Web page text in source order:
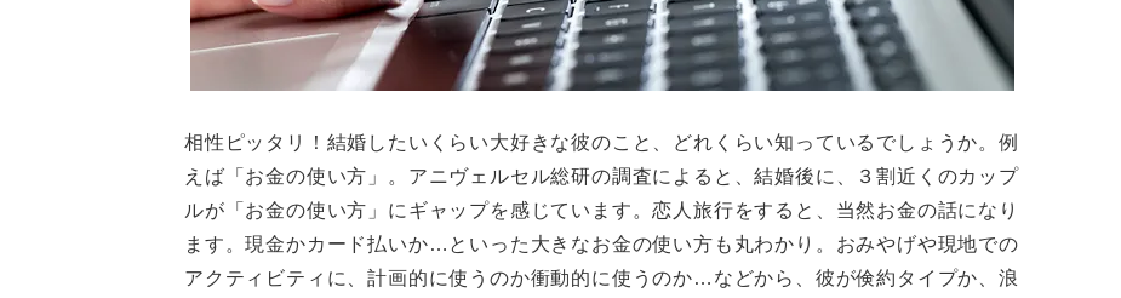
相性ピッタリ！結婚したいくらい大好きな彼のこと、どれくらい知っているでしょうか。例
えば「お金の使い方」。アニヴェルセル総研の調査によると、結婚後に、３割近くのカップ
ルが「お金の使い方」にギャップを感じています。恋人旅行をすると、当然お金の話になり
ます。現金かカード払いか…といった大きなお金の使い方も丸わかり。おみやげや現地での
アクティビティに、計画的に使うのか衝動的に使うのか…などから、彼が倹約タイプか、浪